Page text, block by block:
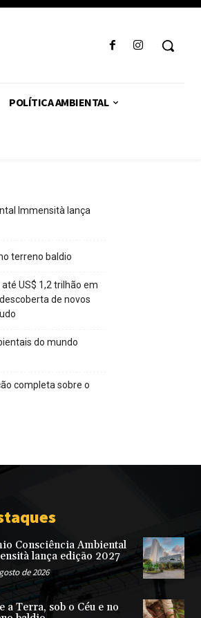
POLÍTICA AMBIENTAL
Immensità lança
terreno baldio
US$ 1,2 trilhão em
de novos
do mundo
completa sobre o
Consciência Ambiental
lança edição 2027
de 2026
a Terra, sob o Céu e no